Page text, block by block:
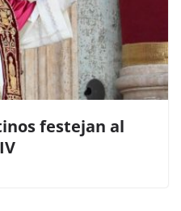
festejan al